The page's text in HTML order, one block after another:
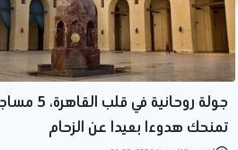
جولة روحانية
تمنحك هدوءا بعيدا عن الزحام